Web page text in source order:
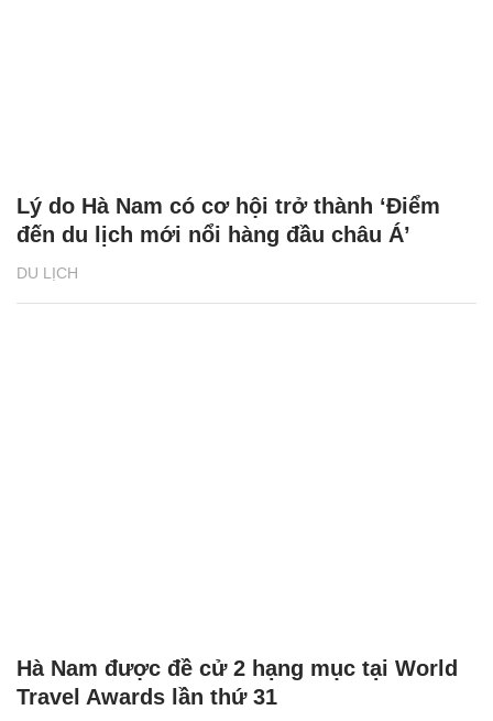
DU LỊCH
Lý do Hà Nam có cơ hội trở thành ‘Điểm
đến du lịch mới nổi hàng đầu châu Á’
Hà Nam được đề cử 2 hạng mục tại World
Travel Awards lần thứ 31